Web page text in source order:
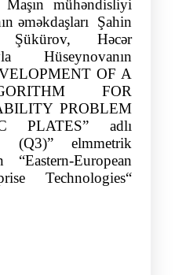
mühəndisliyi
əməkdaşları Şahin
Həcər
Hüseynovanın
OF A
FOR
PROBLEM
PLATES” adlı
(Q3)” elmmetrik
“Eastern-European
Technologies“